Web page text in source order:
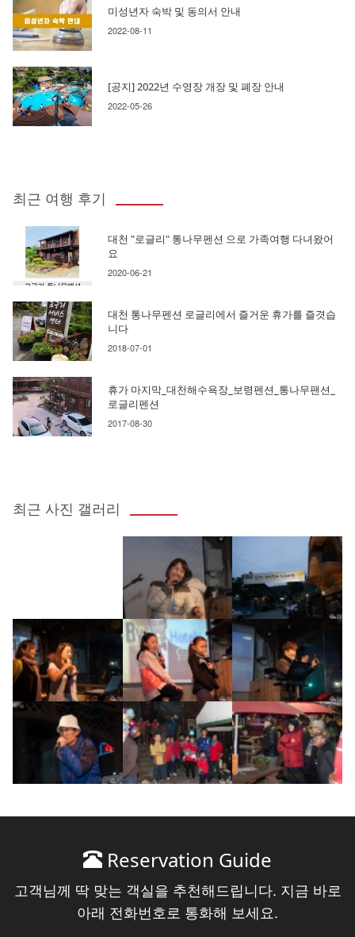
미성년자 숙박 및 동의서 안내
2022-08-11
[공지] 2022년 수영장 개장 및 폐장 안내
2022-05-26
최근 여행 후기
대천 "로글리" 통나무펜션 으로 가족여행 다녀왔어
요
2020-06-21
대천 통나무펜션 로글리에서 즐거운 휴가를 즐겻습
니다
2018-07-01
휴가 마지막_대천해수욕장_보령펜션_통나무팬션_
로글리펜션
2017-08-30
최근 사진 갤러리
Reservation Guide
고객님께 딱 맞는 객실을 추천해드립니다. 지금 바로
아래 전화번호로 통화해 보세요.